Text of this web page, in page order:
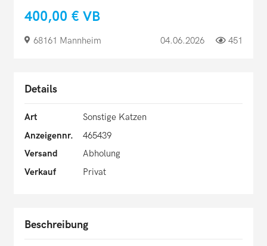
400,00 € VB
68161 Mannheim 04.06.2026 451
Details
Art
Sonstige Katzen
Anzeigennr.
465439
Versand
Abholung
Verkauf
Privat
Beschreibung